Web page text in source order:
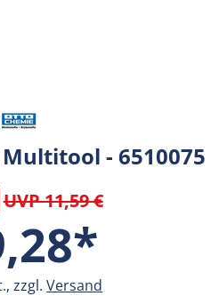
- 6510075
UVP 11,59 €
zzgl.Versand